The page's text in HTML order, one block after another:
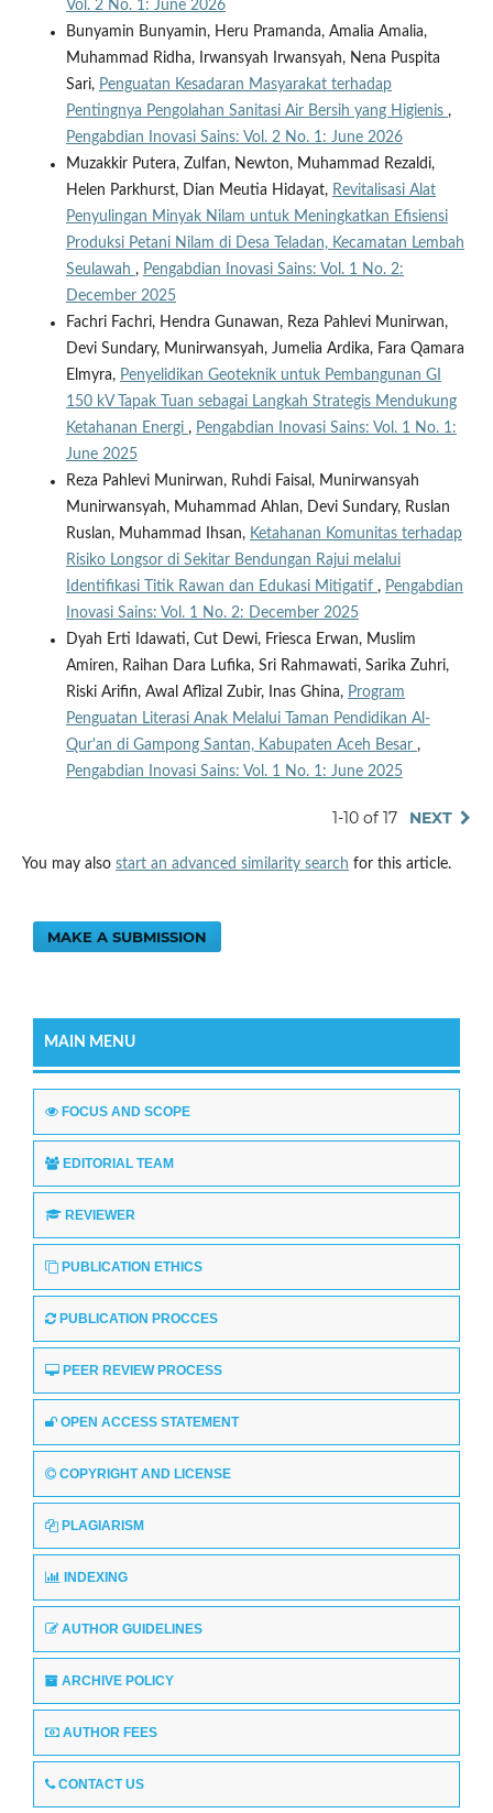
Vol. 2 No. 1: June 2026
Bunyamin Bunyamin, Heru Pramanda, Amalia Amalia,
Muhammad Ridha, Irwansyah Irwansyah, Nena Puspita
Sari, Penguatan Kesadaran Masyarakat terhadap
Pentingnya Pengolahan Sanitasi Air Bersih yang Higienis ,
Pengabdian Inovasi Sains: Vol. 2 No. 1: June 2026
Muzakkir Putera, Zulfan, Newton, Muhammad Rezaldi,
Helen Parkhurst, Dian Meutia Hidayat, Revitalisasi Alat
Penyulingan Minyak Nilam untuk Meningkatkan Efisiensi
Produksi Petani Nilam di Desa Teladan, Kecamatan Lembah
Seulawah , Pengabdian Inovasi Sains: Vol. 1 No. 2:
December 2025
Fachri Fachri, Hendra Gunawan, Reza Pahlevi Munirwan,
Devi Sundary, Munirwansyah, Jumelia Ardika, Fara Qamara
Elmyra, Penyelidikan Geoteknik untuk Pembangunan GI
150 kV Tapak Tuan sebagai Langkah Strategis Mendukung
Ketahanan Energi , Pengabdian Inovasi Sains: Vol. 1 No. 1:
June 2025
Reza Pahlevi Munirwan, Ruhdi Faisal, Munirwansyah
Munirwansyah, Muhammad Ahlan, Devi Sundary, Ruslan
Ruslan, Muhammad Ihsan, Ketahanan Komunitas terhadap
Risiko Longsor di Sekitar Bendungan Rajui melalui
Identifikasi Titik Rawan dan Edukasi Mitigatif , Pengabdian
Inovasi Sains: Vol. 1 No. 2: December 2025
Dyah Erti Idawati, Cut Dewi, Friesca Erwan, Muslim
Amiren, Raihan Dara Lufika, Sri Rahmawati, Sarika Zuhri,
Riski Arifin, Awal Aflizal Zubir, Inas Ghina, Program
Penguatan Literasi Anak Melalui Taman Pendidikan Al-
Qur'an di Gampong Santan, Kabupaten Aceh Besar ,
Pengabdian Inovasi Sains: Vol. 1 No. 1: June 2025
1-10 of 17 NEXT
You may also start an advanced similarity search for this article.
MAKE A SUBMISSION
MAIN MENU
FOCUS AND SCOPE
EDITORIAL TEAM
REVIEWER
PUBLICATION ETHICS
PUBLICATION PROCCES
PEER REVIEW PROCESS
OPEN ACCESS STATEMENT
COPYRIGHT AND LICENSE
PLAGIARISM
INDEXING
AUTHOR GUIDELINES
ARCHIVE POLICY
AUTHOR FEES
CONTACT US